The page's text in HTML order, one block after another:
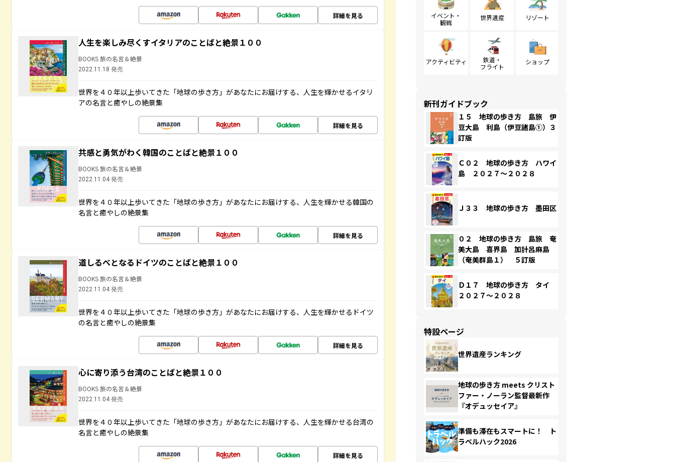
詳細を見る
人生を楽しみ尽くすイタリアのことばと絶景１００
BOOKS 旅の名言＆絶景
2022.11.18 発売
世界を４０年以上歩いてきた「地球の歩き方」があなたにお届けする、人生を輝かせるイタリ
アの名言と癒やしの絶景集
詳細を見る
共感と勇気がわく韓国のことばと絶景１００
BOOKS 旅の名言＆絶景
2022.11.04 発売
世界を４０年以上歩いてきた「地球の歩き方」があなたにお届けする、人生を輝かせる韓国の
名言と癒やしの絶景集
詳細を見る
道しるべとなるドイツのことばと絶景１００
BOOKS 旅の名言＆絶景
2022.11.04 発売
世界を４０年以上歩いてきた「地球の歩き方」があなたにお届けする、人生を輝かせるドイツ
の名言と癒やしの絶景集
詳細を見る
心に寄り添う台湾のことばと絶景１００
BOOKS 旅の名言＆絶景
2022.11.04 発売
世界を４０年以上歩いてきた「地球の歩き方」があなたにお届けする、人生を輝かせる台湾の
名言と癒やしの絶景集
詳細を見る
イベント・
観戦
世界遺産 リゾート
アクティビティ
鉄道・
フライト
ショップ
新刊ガイドブック
１５ 地球の歩き方 島旅 伊
豆大島 利島（伊豆諸島①）３
訂版
Ｃ０２ 地球の歩き方 ハワイ
島 ２０２７～２０２８
Ｊ３３ 地球の歩き方 墨田区
０２ 地球の歩き方 島旅 奄
美大島 喜界島 加計呂麻島
（奄美群島１） ５訂版
Ｄ１７ 地球の歩き方 タイ
２０２７～２０２８
特設ページ
世界遺産ランキング
地球の歩き方 meets クリスト
ファー・ノーラン監督最新作
『オデュッセイア』
準備も滞在もスマートに！ ト
ラベルハック2026